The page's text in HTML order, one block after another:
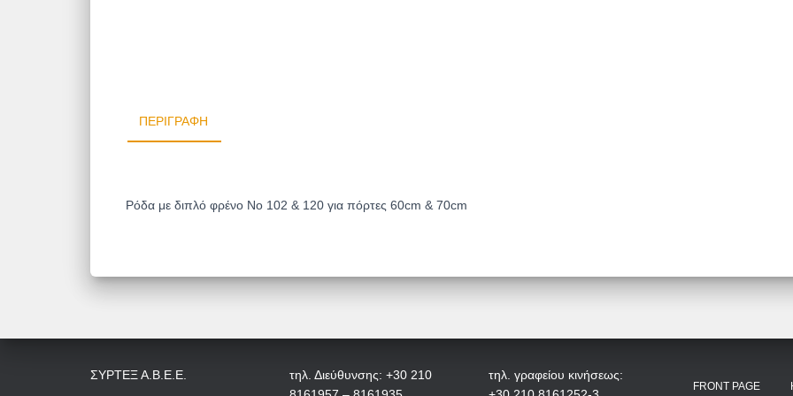
ΠΕΡΙΓΡΑΦΉ
Ρόδα με διπλό φρένο Νο 102 & 120 για πόρτες 60cm & 70cm
ΣΥΡΤΕΞ Α.Β.Ε.Ε.
τηλ. Διεύθυνσης: +30 210
τηλ. γραφείου κινήσεως:
FRONT PAGE